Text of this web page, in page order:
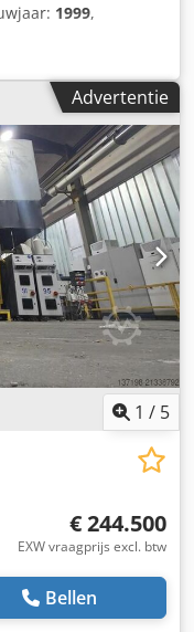
1999,
8.400 kN,
hogedruk
D/84, Bouwjaar:
8400 kN
s Dcjdpfsynh Dlex
GS 1200/1400Z
900kg Incl.
Advertentie
1 / 5
€ 244.500
EXW vraagprijs excl. btw
Bellen